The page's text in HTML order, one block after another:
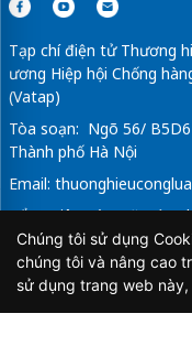
Tạp chí điện tử Thương
ương Hiệp hội Chống
(Vatap)
Tòa soạn: Ngõ 56/ B5D6
Thành phố Hà Nội
Email:
Tổng Biên Tập: Vũ Đức
Giấy phép hoạt động
Thông tin và Truyền
Chúng tôi sử dụng
chúng tôi và nâng cao
sử dụng trang web